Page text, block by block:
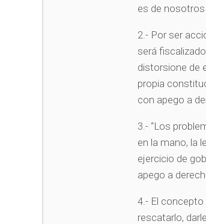
es de
2.- Por ser
será
distorsione de
propia
con apego a
3.- “Los
en la mano, la
ejercicio de
apego a
4.- El
rescatarlo,